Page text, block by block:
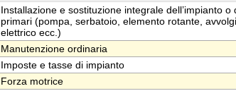
Installazione e sostituzione integrale dell’impianto o
primari (pompa, serbatoio, elemento rotante,
elettrico ecc.)
Manutenzione ordinaria
Imposte e tasse di impianto
Forza motrice